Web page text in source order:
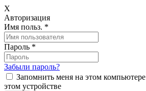
X
Авторизация
Имя польз. *
Пароль *
Забыли пароль?
Запомнить меня на этом компьютере
этом устройстве